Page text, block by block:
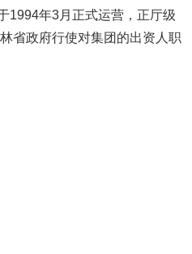
1994年3月正式运营，正厅级
省政府行使对集团的出资人职